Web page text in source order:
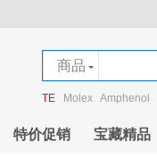
商品
店铺
TE Molex Amphenol
特价促销 宝藏精品